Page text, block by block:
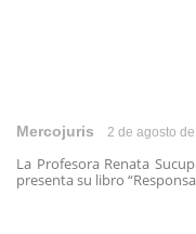
Mercojuris 2 de agosto
La Profesora Renata
presenta su libro